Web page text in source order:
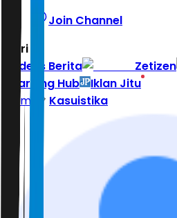
Join Channel
Hari ini
Indeks Berita
Zetizen
Learning Hub
Iklan Jitu
Home
Kasuistika